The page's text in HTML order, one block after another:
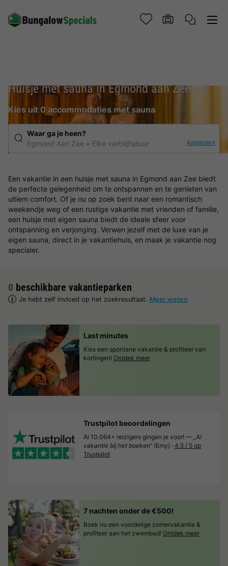
Huisje met sauna in Egmond aan Zee
Kies uit 0 accommodaties met sauna
Waar ga je heen?
Egmond Aan Zee
Elke verblijfsduur Aanpassen
Een vakantie in een huisje met sauna in Egmond aan Zee biedt
de perfecte gelegenheid om te ontspannen en te genieten van
ultiem comfort. Of je nu op zoek bent naar een romantisch
weekendje weg of een rustige vakantie met vrienden of familie,
een huisje met eigen sauna biedt de ideale sfeer voor
ontspanning en verjonging. Verwen jezelf met de luxe van je
eigen sauna, direct in je vakantiehuis, en maak je vakantie nog
specialer.
0 beschikbare vakantieparken
Je hebt zelf invloed op het zoekresultaat. Meer weten
Last minutes
Kies een spontane vakantie & profiteer van
kortingen! Ontdek meer
Trustpilot beoordelingen
Al 10.064+ reizigers gingen je voor! — „Al
vakantie bij het boeken“ (Emy) · 4.5 / 5 op
Trustpilot
7 nachten onder de €500!
Boek nu een voordelige zomervakantie &
profiteer aan het zwembad! Ontdek meer